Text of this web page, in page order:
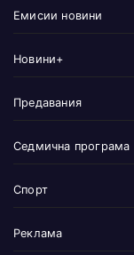
Емисии новини
Новини+
Предавания
Седмична програма
Спорт
Реклама